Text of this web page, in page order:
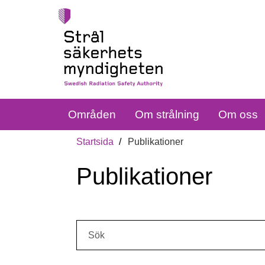
Områden Om strålning Om oss
Startsida Publikationer
Publikationer